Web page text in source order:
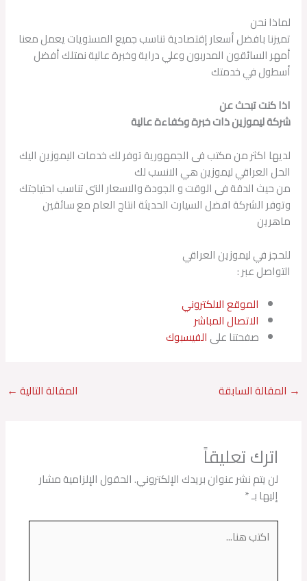
لماذا نحن
تميزنا بافضل أسعار إقتصادية تناسب جميع المستويات يعمل معنا
أمهر السائقون المدربون وعلي دراية وخبرة عالية نمتلك أفضل
أسطول في خدمتك
اذا كنت تبحث عن
شركة ليموزين ذات خبرة وكفاءة عالية
لديها اكثر من مكتب فى الجمهورية توفر لك خدمات اليموزين اليك
الحل العراقي ليموزين هي الانسب لك
من حيث الدقة فى الوقت و الجودة والاسعار التى تناسب احتياجتك
وتوفر الشركة افضل السيارت الحديثة انتاج العام مع سائقين
ماهرين
للحجز في ليموزين العراقي
التواصل عبر :
الموقع الالكتروني
الاتصال المباشر
صفحتنا على الفيسبوك
→ المقالة السابقة المقالة التالية ←
اترك تعليقاً
لن يتم نشر عنوان بريدك الإلكتروني.الحقول الإلزامية مشار
إليها بـ*
اكتب
هنا...